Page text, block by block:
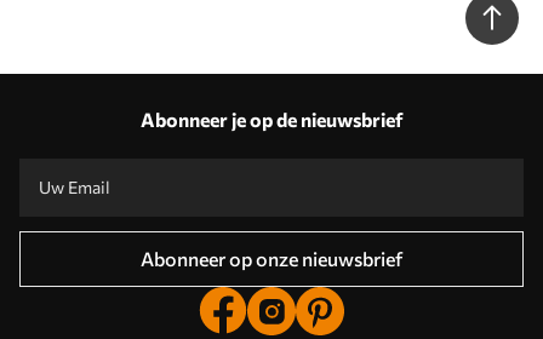
Abonneer je op de nieuwsbrief
Abonneer op onze nieuwsbrief